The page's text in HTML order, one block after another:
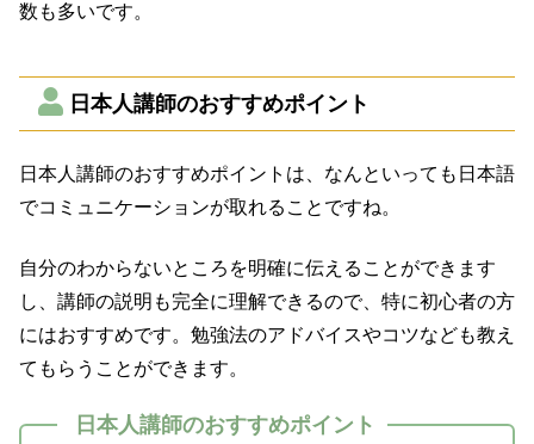
数も多いです。
日本人講師のおすすめポイント
日本人講師のおすすめポイントは、なんといっても日本語
でコミュニケーションが取れることですね。
自分のわからないところを明確に伝えることができます
し、講師の説明も完全に理解できるので、特に初心者の方
にはおすすめです。勉強法のアドバイスやコツなども教え
てもらうことができます。
日本人講師のおすすめポイント